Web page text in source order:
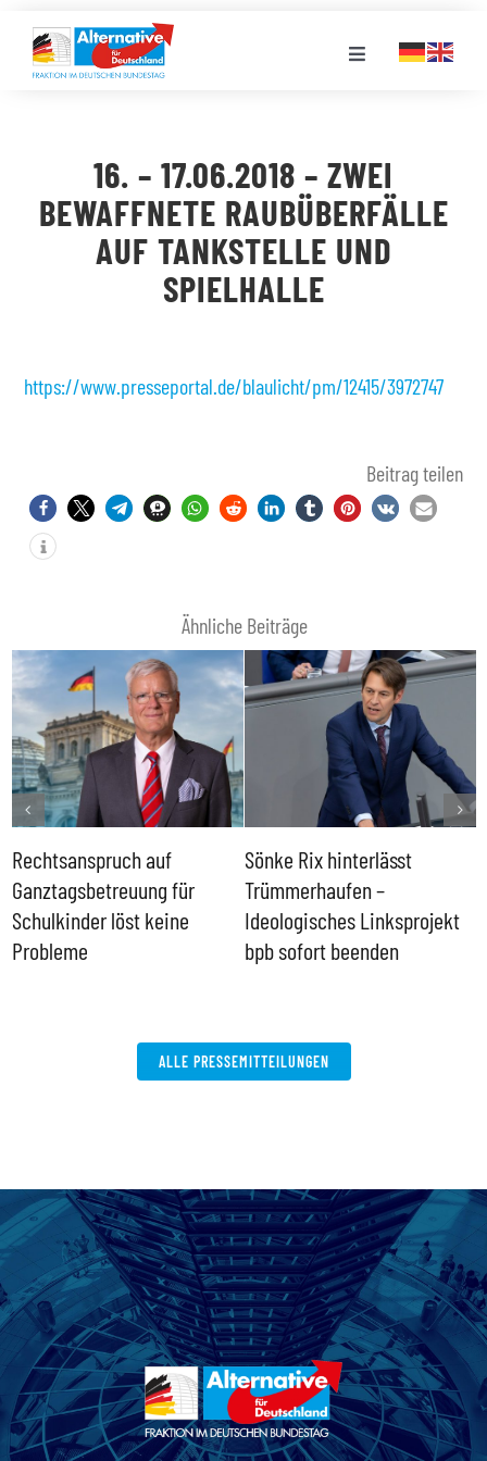
Inhalt
springen
Toggle
LANDESGRUPPEN
VERANSTALTUNGEN
16. – 17.06.2018 – ZWEI
BEWAFFNETE RAUBÜBERFÄLLE
AUF TANKSTELLE UND
SPIELHALLE
https://www.presseportal.de/blaulicht/pm/12415/3972747
Beitrag teilen
Ähnliche Beiträge
Rechtsanspruch auf
Ganztagsbetreuung für
Schulkinder löst keine
Probleme
Sönke Rix hinterlässt
Trümmerhaufen –
Ideologisches Linksprojekt
bpb sofort beenden
ALLE PRESSEMITTEILUNGEN